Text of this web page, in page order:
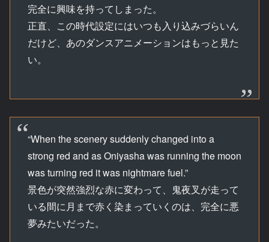
完全に興味を持ってしまった。
正直、この時代設定にはいつも入り込みづらいん
だけど、あのダンスアニメーションはもっと見た
い。
“When the scenery suddenly changed into a
strong red and as Oniyasha was running the moon
was turning red it was nightmare fuel.”
景色が突然強烈な赤に変わって、鬼夜叉が走って
いる間に月まで赤く染まっていくのは、完全に悪
夢みたいだった。